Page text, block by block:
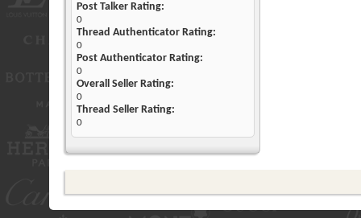
Post Talker Rating:
0
Thread Authenticator Rating:
0
Post Authenticator Rating:
0
Overall Seller Rating:
0
Thread Seller Rating:
0